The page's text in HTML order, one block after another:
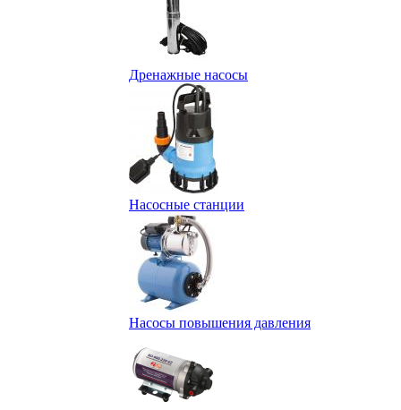
Дренажные насосы
Насосные станции
Насосы повышения давления